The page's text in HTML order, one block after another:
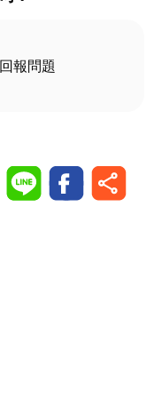
回報問題